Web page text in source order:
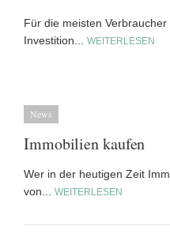
Für die meisten
Investition... WEITERLESEN
News
Immobilien kaufen
Wer in der heutigen Zeit
von... WEITERLESEN